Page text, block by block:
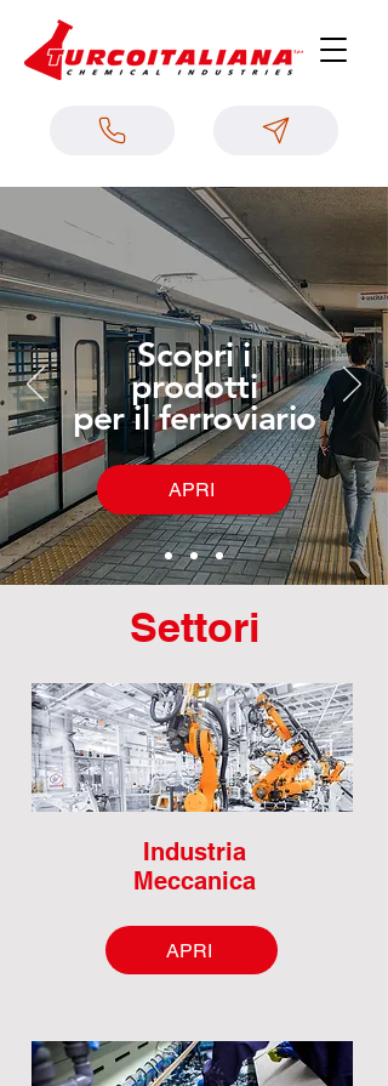
Scopri i
prodotti
per il ferroviario
APRI
Settori
Industria
Meccanica
APRI